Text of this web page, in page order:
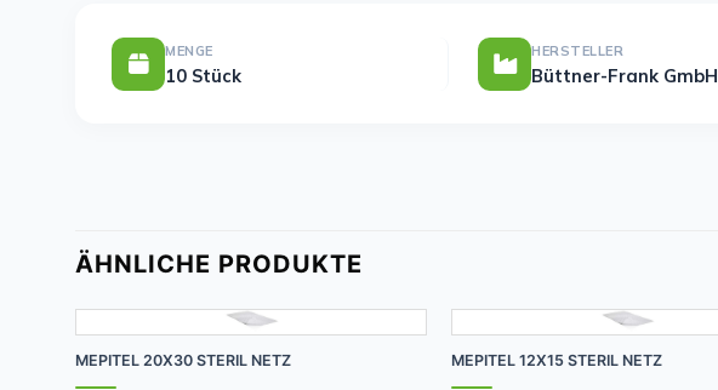
MENGE
10 Stück
HERSTELLER
Büttner-Frank GmbH
ÄHNLICHE PRODUKTE
MEPITEL 20X30 STERIL NETZ MEPITEL 12X15 STERIL NETZ